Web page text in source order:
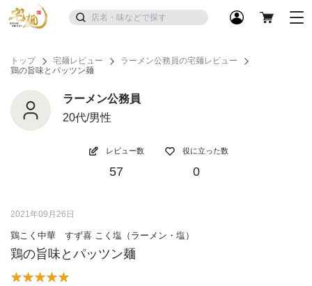
トップ 宅麺レビュー
ラーメン公務員の宅麺レビュー
鶏の旨味とパッツン麺
ラーメン公務員
20代/男性
レビュー数
57
役に立った数
0
2021年09月26日
鶏こく中華 すず喜 こく塩（ラーメン・塩）
鶏の旨味とパッツン麺